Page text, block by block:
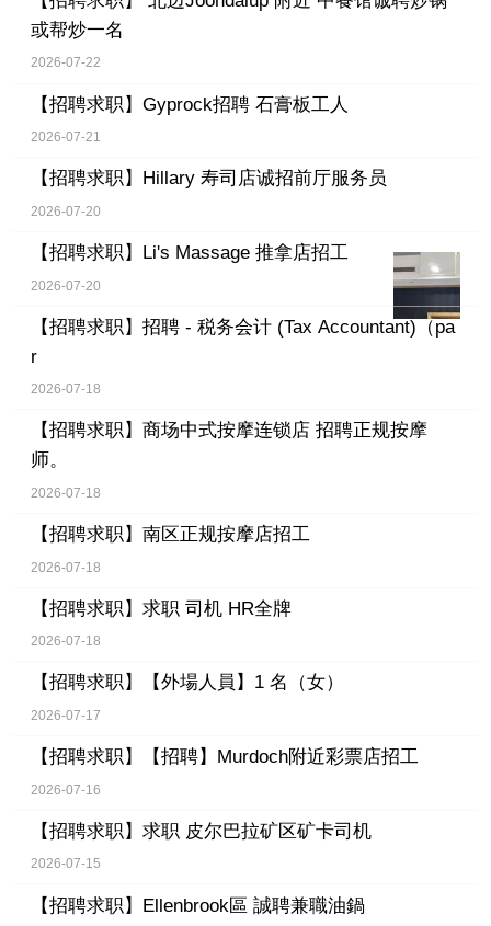
或帮炒一名
2026-07-22
【招聘求职】 Gyprock招聘 石膏板工人
2026-07-21
【招聘求职】 Hillary 寿司店诚招前厅服务员
2026-07-20
【招聘求职】 Li's Massage 推拿店招工
2026-07-20
【招聘求职】 招聘 - 税务会计 (Tax Accountant)（pa
r
2026-07-18
【招聘求职】 商场中式按摩连锁店 招聘正规按摩
师。
2026-07-18
【招聘求职】 南区正规按摩店招工
2026-07-18
【招聘求职】 求职 司机 HR全牌
2026-07-18
【招聘求职】 【外場人員】1 名（女）
2026-07-17
【招聘求职】 【招聘】Murdoch附近彩票店招工
2026-07-16
【招聘求职】 求职 皮尔巴拉矿区矿卡司机
2026-07-15
【招聘求职】 Ellenbrook區 誠聘兼職油鍋